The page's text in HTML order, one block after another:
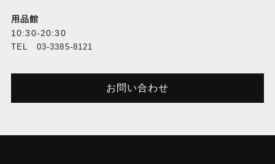
用品館
10:30-20:30
TEL 03-3385-8121
お問い合わせ